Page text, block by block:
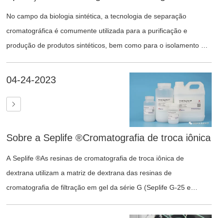
No campo da biologia sintética, a tecnologia de separação
cromatográfica é comumente utilizada para a purificação e
produção de produtos sintéticos, bem como para o isolamento de
compostos e biomoléculas. Também é amplamente aplicada na
04-24-2023
Sobre a Seplife ®Cromatografia de troca iônica
A Seplife ®As resinas de cromatografia de troca iônica de
dextrana utilizam a matriz de dextrana das resinas de
cromatografia de filtração em gel da série G (Seplife G-25 e
diferentes propriedades são firmemente ligados à matriz de